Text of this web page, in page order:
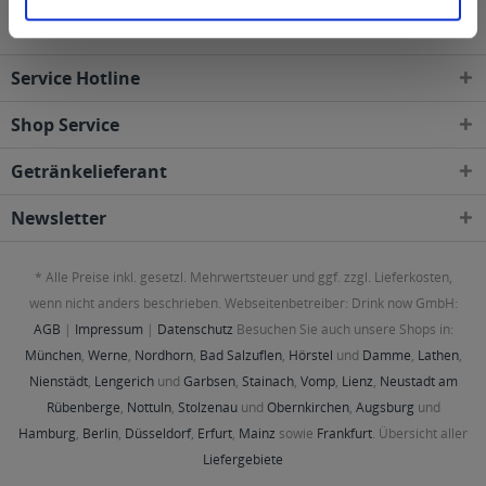
Service Hotline
Shop Service
Getränkelieferant
Newsletter
* Alle Preise inkl. gesetzl. Mehrwertsteuer und ggf. zzgl. Lieferkosten,
wenn nicht anders beschrieben. Webseitenbetreiber: Drink now GmbH:
AGB | Impressum | Datenschutz Besuchen Sie auch unsere Shops in:
München, Werne, Nordhorn, Bad Salzuflen, Hörstel und Damme, Lathen,
Nienstädt, Lengerichund Garbsen, Stainach, Vomp, Lienz, Neustadt am
Rübenberge, Nottuln, Stolzenauund Obernkirchen, Augsburgund
Hamburg, Berlin, Düsseldorf, Erfurt, Mainz sowie Frankfurt. Übersicht aller
Liefergebiete